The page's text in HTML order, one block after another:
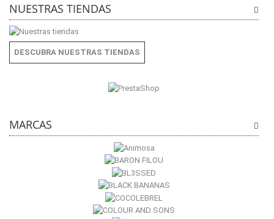
NUESTRAS TIENDAS
DESCUBRA NUESTRAS TIENDAS
MARCAS